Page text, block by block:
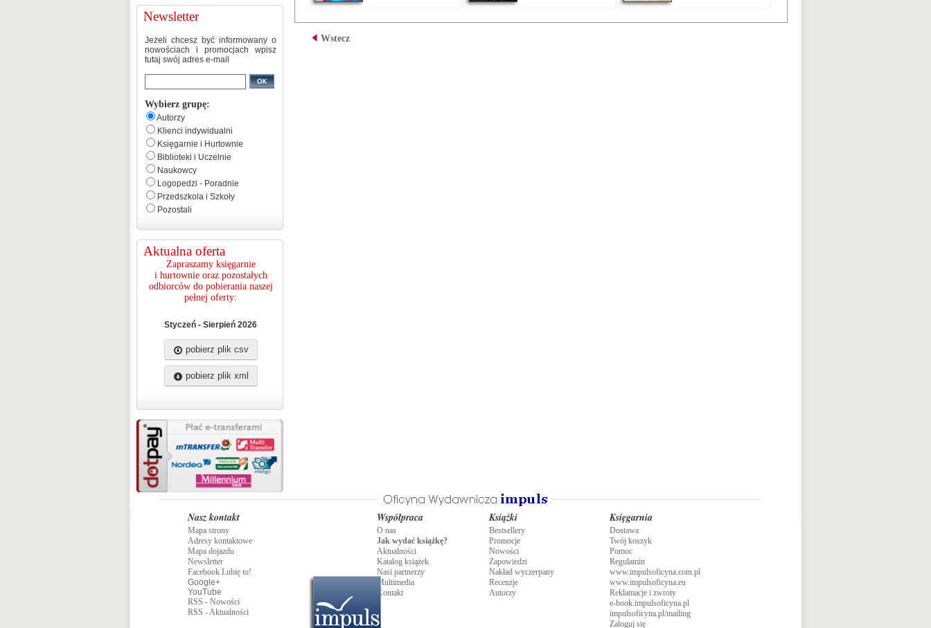
Newsletter
Jeżeli chcesz być informowany o
nowościach i promocjach wpisz
tutaj swój adres e-mail
Wybierz grupę:
Autorzy
Klienci indywidualni
Księgarnie i Hurtownie
Biblioteki i Uczelnie
Naukowcy
Logopedzi - Poradnie
Przedszkola i Szkoły
Pozostali
Aktualna oferta
Zapraszamy księgarnie
i hurtownie oraz pozostałych
odbiorców do pobierania naszej
pełnej oferty:
Styczeń - Sierpień 2026
pobierz plik csv
pobierz plik xml
Wstecz
Nasz kontakt
Mapa strony
Adresy kontaktowe
Mapa dojazdu
Newsletter
Facebook Lubię to!
Google+
YouTube
RSS - Nowości
RSS - Aktualności
Współpraca
O nas
Jak wydać książkę?
Aktualności
Katalog książek
Nasi partnerzy
Multimedia
Kontakt
Książki
Bestsellery
Promocje
Nowości
Zapowiedzi
Nakład wyczerpany
Recenzje
Autorzy
Księgarnia
Dostawa
Twój koszyk
Pomoc
Regulamin
www.impulsoficyna.com.pl
www.impulsoficyna.eu
Reklamacje i zwroty
e-book.impulsoficyna.pl
impulsoficyna.pl/mailing
Zaloguj się